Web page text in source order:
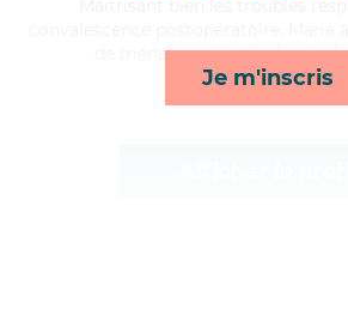
Je m'inscris
de ménage, activités, lessive/
toilette/habillage*